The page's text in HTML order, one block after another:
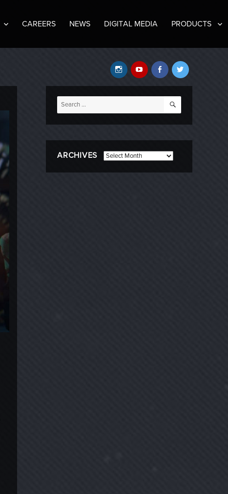
CAREERS NEWS DIGITAL MEDIA PRODUCTS
Twitter
Facebook
YouTube
Instagram
Search
for:
SEARCH
ARCHIVES Archives